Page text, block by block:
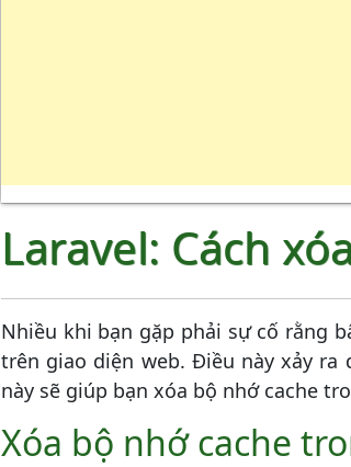
Laravel: Cách
Nhiều khi bạn gặp phải sự cố rằng
trên giao diện web. Điều này xảy ra
này sẽ giúp bạn xóa bộ nhớ cache
Xóa bộ nhớ cache